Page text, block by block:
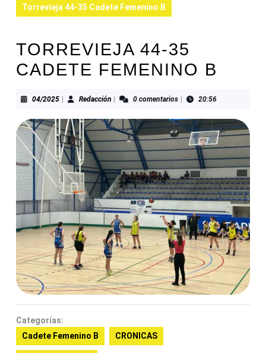
Torrevieja 44-35 Cadete Femenino B
TORREVIEJA 44-35
CADETE FEMENINO B
04/202504/2025RedacciónRedacción0 comentarios 20:56
Categorías:
Cadete Femenino B
CRONICAS